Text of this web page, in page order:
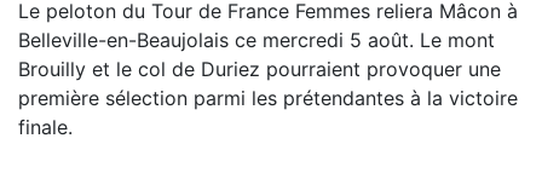
Le peloton du Tour de France Femmes reliera Mâcon à
Belleville-en-Beaujolais ce mercredi 5 août. Le mont
Brouilly et le col de Duriez pourraient provoquer une
première sélection parmi les prétendantes à la victoire
finale.